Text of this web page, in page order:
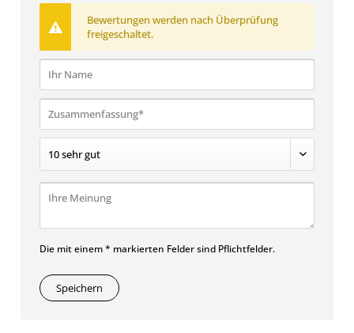
Bewertungen werden nach Überprüfung
freigeschaltet.
Die mit einem * markierten Felder sind Pflichtfelder.
Speichern